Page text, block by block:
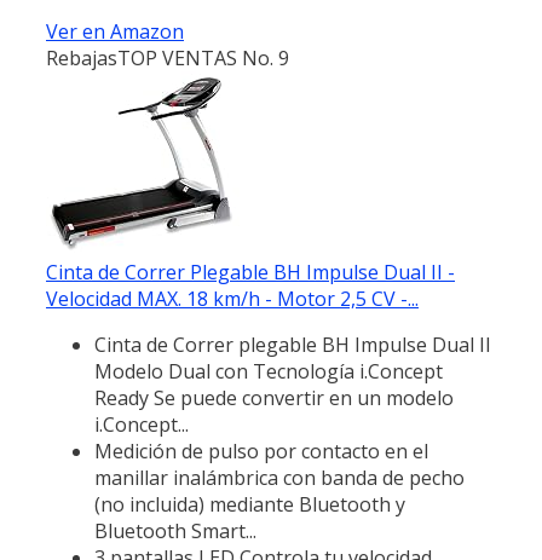
Ver en Amazon
RebajasTOP VENTAS No. 9
Cinta de Correr Plegable BH Impulse Dual II -
Velocidad MAX. 18 km/h - Motor 2,5 CV -...
Cinta de Correr plegable BH Impulse Dual II
Modelo Dual con Tecnología i.Concept
Ready Se puede convertir en un modelo
i.Concept...
Medición de pulso por contacto en el
manillar inalámbrica con banda de pecho
(no incluida) mediante Bluetooth y
Bluetooth Smart...